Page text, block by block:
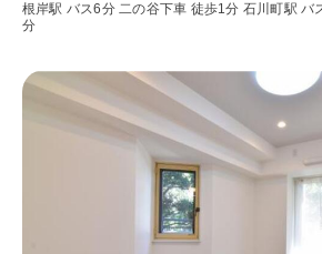
根岸駅 バス6分 二の谷下車 徒歩1分 石川町駅 バ
分